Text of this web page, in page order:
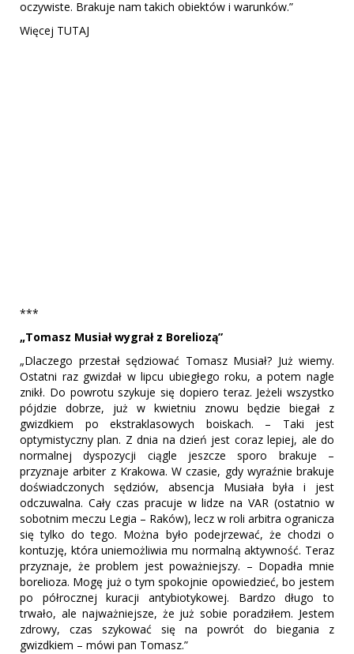
oczywiste. Brakuje nam takich obiektów i warunków.”
Więcej TUTAJ
***
„Tomasz Musiał wygrał z Boreliozą”
„Dlaczego przestał sędziować Tomasz Musiał? Już wiemy.
Ostatni raz gwizdał w lipcu ubiegłego roku, a potem nagle
znikł. Do powrotu szykuje się dopiero teraz. Jeżeli wszystko
pójdzie dobrze, już w kwietniu znowu będzie biegał z
gwizdkiem po ekstraklasowych boiskach. – Taki jest
optymistyczny plan. Z dnia na dzień jest coraz lepiej, ale do
normalnej dyspozycji ciągle jeszcze sporo brakuje –
przyznaje arbiter z Krakowa. W czasie, gdy wyraźnie brakuje
doświadczonych sędziów, absencja Musiała była i jest
odczuwalna. Cały czas pracuje w lidze na VAR (ostatnio w
sobotnim meczu Legia – Raków), lecz w roli arbitra ogranicza
się tylko do tego. Można było podejrzewać, że chodzi o
kontuzję, która uniemożliwia mu normalną aktywność. Teraz
przyznaje, że problem jest poważniejszy. – Dopadła mnie
borelioza. Mogę już o tym spokojnie opowiedzieć, bo jestem
po półrocznej kuracji antybiotykowej. Bardzo długo to
trwało, ale najważniejsze, że już sobie poradziłem. Jestem
zdrowy, czas szykować się na powrót do biegania z
gwizdkiem – mówi pan Tomasz.”